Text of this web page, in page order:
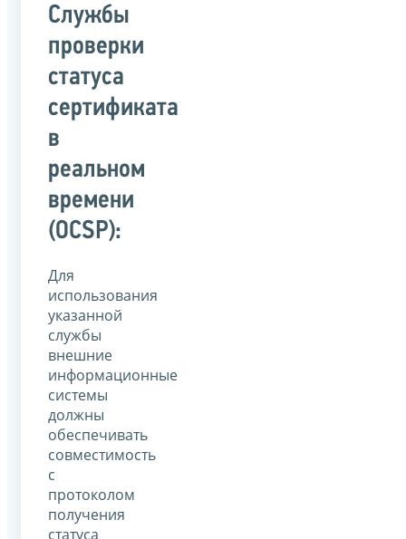
Службы
проверки
статуса
сертификата
в
реальном
времени
(OCSP):
Для
использования
указанной
службы
внешние
информационные
системы
должны
обеспечивать
совместимость
с
протоколом
получения
статуса